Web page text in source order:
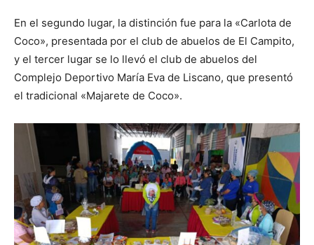
En el segundo lugar, la distinción fue para la «Carlota de
Coco», presentada por el club de abuelos de El Campito,
y el tercer lugar se lo llevó el club de abuelos del
Complejo Deportivo María Eva de Liscano, que presentó
el tradicional «Majarete de Coco».